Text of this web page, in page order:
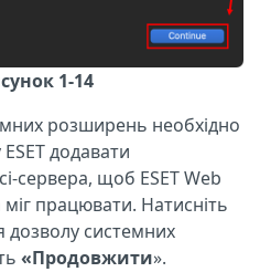
1-14
розширень необхідно
додавати
сервера, щоб ESET Web
працювати. Натисніть
дозволу системних
«Продовжити».